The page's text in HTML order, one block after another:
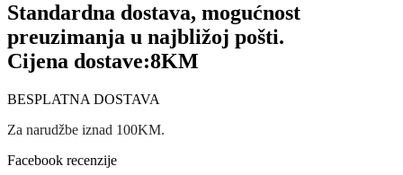
Standardna dostava, mogućnost
preuzimanja u najbližoj pošti.
Cijena dostave:8KM
BESPLATNA DOSTAVA
Za narudžbe iznad 100KM.
Facebook recenzije